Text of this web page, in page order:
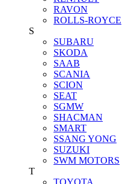
RAVON
ROLLS-ROYCE
S
SUBARU
SKODA
SAAB
SCANIA
SCION
SEAT
SGMW
SHACMAN
SMART
SSANG YONG
SUZUKI
SWM MOTORS
T
TOYOTA